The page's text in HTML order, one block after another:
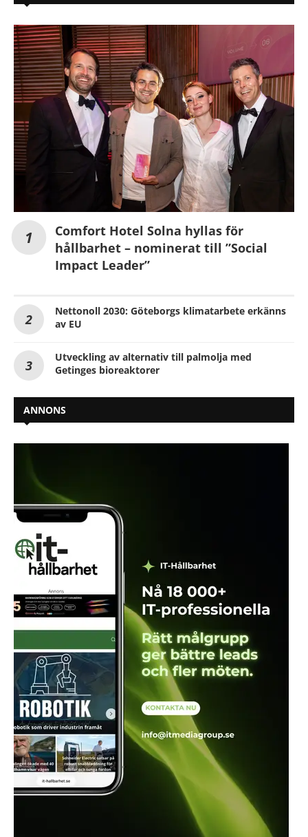
Comfort Hotel Solna hyllas för
hållbarhet – nominerat till ”Social
Impact Leader”
Nettonoll 2030: Göteborgs klimatarbete erkänns
av EU
Utveckling av alternativ till palmolja med
Getinges bioreaktorer
ANNONS